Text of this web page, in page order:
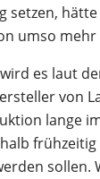
setzen,
umso mehr
es laut
von
lange
frühzeitig
sollen.